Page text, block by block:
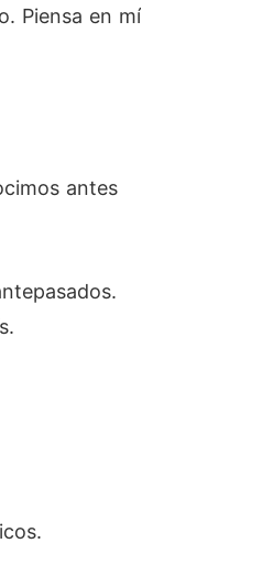
Piensa en mí
antes